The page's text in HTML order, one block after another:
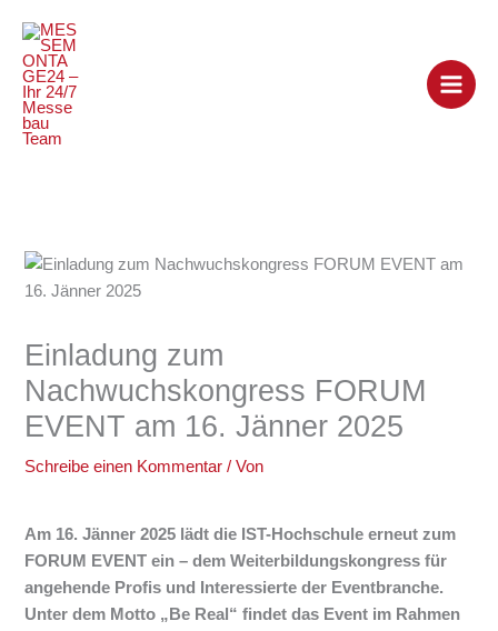
Inhalt
springen
Einladung zum
Nachwuchskongress FORUM
EVENT am 16. Jänner 2025
Schreibe einen Kommentar / Von
Am 16. Jänner 2025 lädt die IST-Hochschule erneut zum
FORUM EVENT ein – dem Weiterbildungskongress für
angehende Profis und Interessierte der Eventbranche.
Unter dem Motto „Be Real“ findet das Event im Rahmen